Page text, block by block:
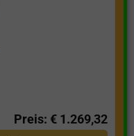
Preis: € 1.269,32